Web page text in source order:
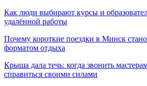
Как люди выбирают курсы и
удалённой работы
Почему короткие поездки в Минск
форматом отдыха
Крыша дала течь: когда звонить
справиться своими силами